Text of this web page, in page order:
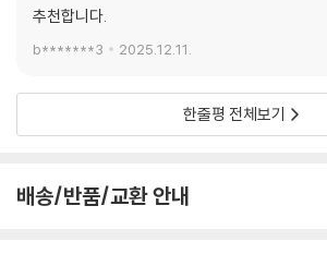
된 소설에서 작가 시점으로 직접 서술되는 부분은
을 하는 듯한 등장인물 사이의 대화로 작품의 배경
위가 상부에 보고하는 문서에서 ‘수국초특’의 창
두 밝혀진다. 또한 인물 사이의 긴장과 갈등은 그
작품의 절정 부분에 이르러 작가는 아마존 지역의
로 보여주고, 지역 신문 〈오리엔테〉의 기사를 빌
추천합니다.
b*******3 2025.12.11.
한줄평 전체보기
배송/반품/교환 안내